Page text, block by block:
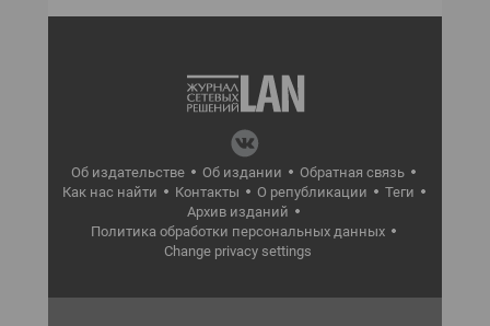
Об издательстве Об издании
Обратная связь
Как нас найти
Контакты О републикации
Теги
Архив изданий
Политика обработки персональных данных
Change privacy settings